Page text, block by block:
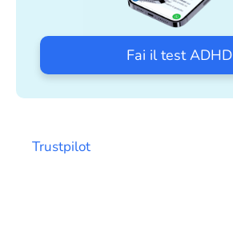
Fai il test ADHD
Trustpilot